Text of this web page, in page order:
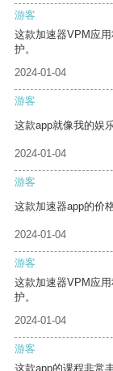
游客
这款加速器VPM应
护。
2024-01-04
游客
这款app就像我的娱
2024-01-04
游客
这款加速器app的价
2024-01-04
游客
这款加速器VPM应
护。
2024-01-04
游客
这款app的课程非常